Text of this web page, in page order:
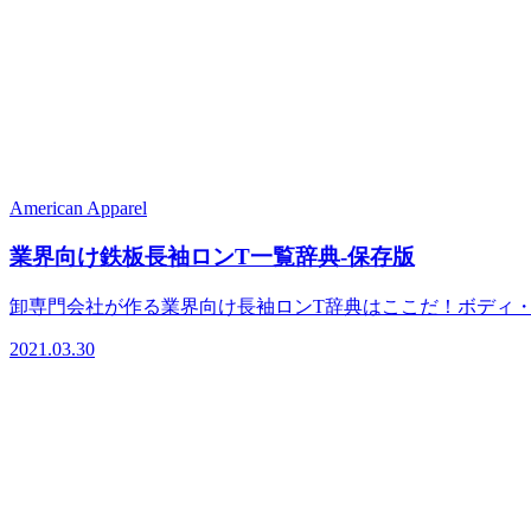
American Apparel
業界向け鉄板長袖ロンT一覧辞典-保存版
卸専門会社が作る業界向け長袖ロンT辞典はここだ！ボディ
2021.03.30